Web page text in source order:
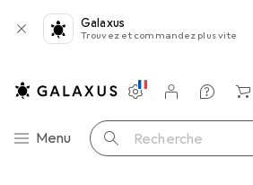
Galaxus
Trouvez et commandez plus vite
Navigation par catégorie
Menu Recherche
Paramètres
Compte client
Listes de comparaison
Listes d'envies
Panier